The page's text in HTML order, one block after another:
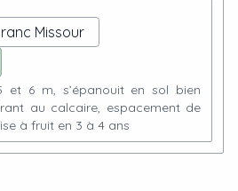
Franc Missour
et 6 m, s’épanouit en sol bien
au calcaire, espacement de
à fruit en 3 à 4 ans